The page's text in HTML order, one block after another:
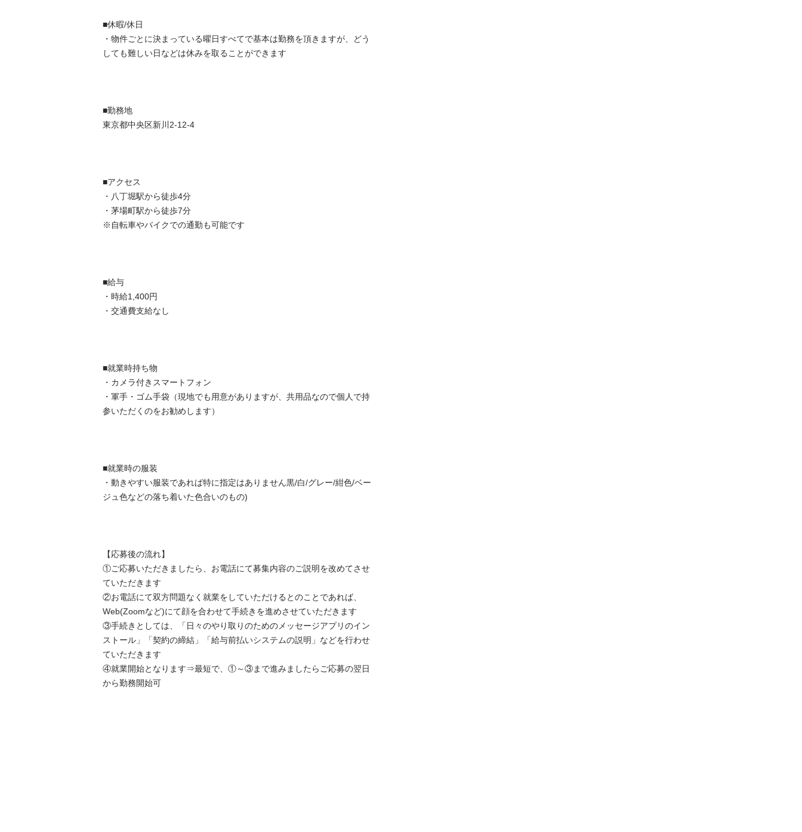
■休暇/休日
・物件ごとに決まっている曜日すべてで基本は勤務を頂きますが、どう
しても難しい日などは休みを取ることができます
■勤務地
東京都中央区新川2-12-4
■アクセス
・八丁堀駅から徒歩4分
・茅場町駅から徒歩7分
※自転車やバイクでの通勤も可能です
■給与
・時給1,400円
・交通費支給なし
■就業時持ち物
・カメラ付きスマートフォン
・軍手・ゴム手袋（現地でも用意がありますが、共用品なので個人で持
参いただくのをお勧めします）
■就業時の服装
・動きやすい服装であれば特に指定はありません黒/白/グレー/紺色/ベー
ジュ色などの落ち着いた色合いのもの)
【応募後の流れ】
①ご応募いただきましたら、お電話にて募集内容のご説明を改めてさせ
ていただきます
②お電話にて双方問題なく就業をしていただけるとのことであれば、
Web(Zoomなど)にて顔を合わせて手続きを進めさせていただきます
③手続きとしては、「日々のやり取りのためのメッセージアプリのイン
ストール」「契約の締結」「給与前払いシステムの説明」などを行わせ
ていただきます
④就業開始となります⇒最短で、①～③まで進みましたらご応募の翌日
から勤務開始可